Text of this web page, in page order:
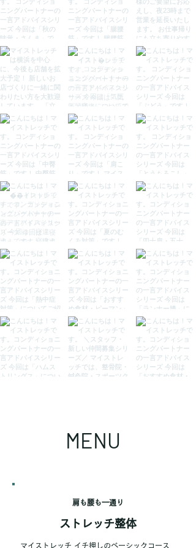
MENU
肩も腰も一通り
ストレッチ整体
マイストレッチ イチ押しのベーシックコース